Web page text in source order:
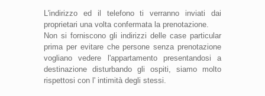
L'indirizzo ed il telefono ti verranno inviati dai
proprietari una volta confermata la prenotazione.
Non si forniscono gli indirizzi delle case particular
prima per evitare che persone senza prenotazione
vogliano vedere l'appartamento presentandosi a
destinazione disturbando gli ospiti, siamo molto
rispettosi con l' intimità degli stessi.